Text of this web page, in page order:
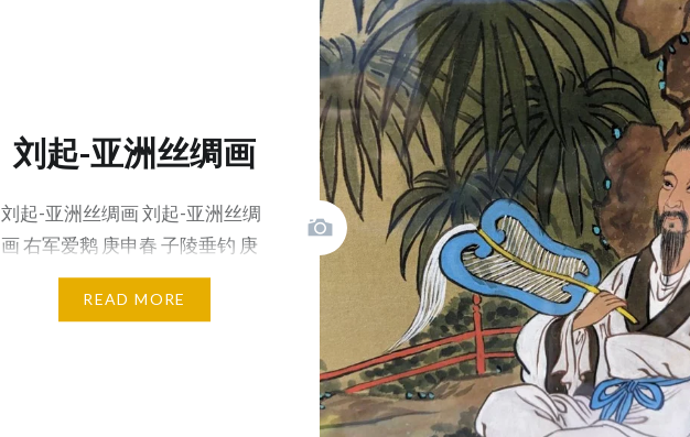
刘起-亚洲丝绸画
刘起-亚洲丝绸画 刘起-亚洲丝绸
画 右军爱鹅 庚申春 子陵垂钓 庚
申春日 Asian Silk Paintin…
READ MORE